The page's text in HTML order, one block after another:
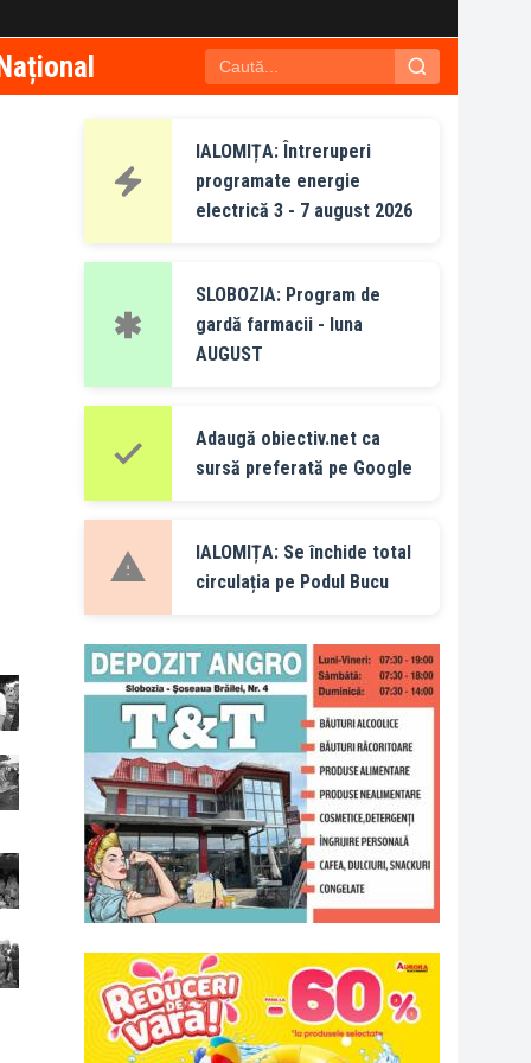
IALOMIȚA: Întreruperi
programate energie
electrică 3 - 7 august 2026
SLOBOZIA: Program de
gardă farmacii - luna
AUGUST
Adaugă obiectiv.net ca
sursă preferată pe Google
IALOMIȚA: Se închide total
circulația pe Podul Bucu